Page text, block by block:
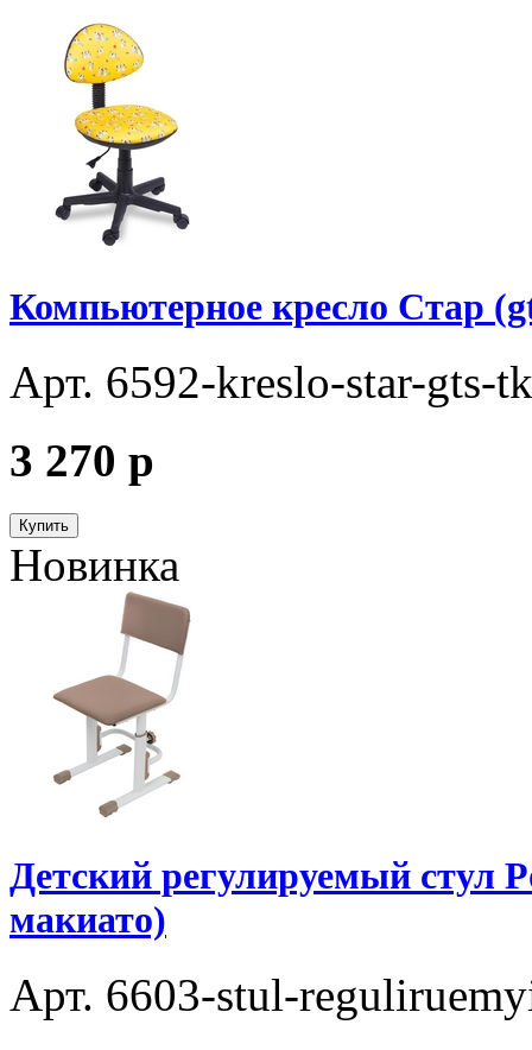
Компьютерное кресло Стар
Арт. 6592-kreslo-star-gts-
3 270 p
Купить
Новинка
Детский регулируемый стул
макиато)
Арт. 6603-stul-